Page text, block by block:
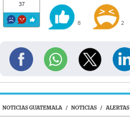
37
8 2
NOTICIAS GUATEMALA / NOTICIAS / ALERTAS